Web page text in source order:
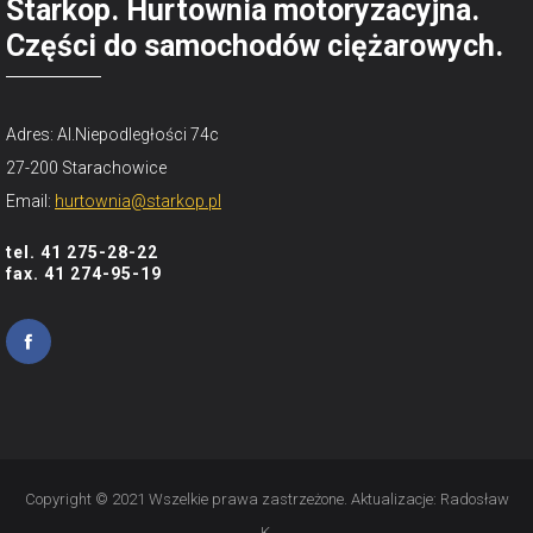
Starkop. Hurtownia motoryzacyjna.
Części do samochodów ciężarowych.
Adres: Al.Niepodległości 74c
27-200 Starachowice
Email: hurtownia@starkop.pl
tel. 41 275-28-22
fax. 41 274-95-19
Copyright © 2021 Wszelkie prawa zastrzeżone. Aktualizacje: Radosław